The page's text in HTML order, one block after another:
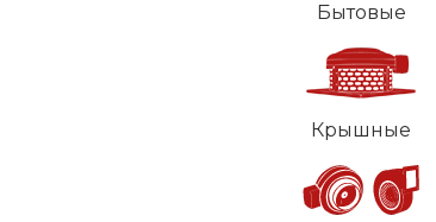
Бытовые
Крышные